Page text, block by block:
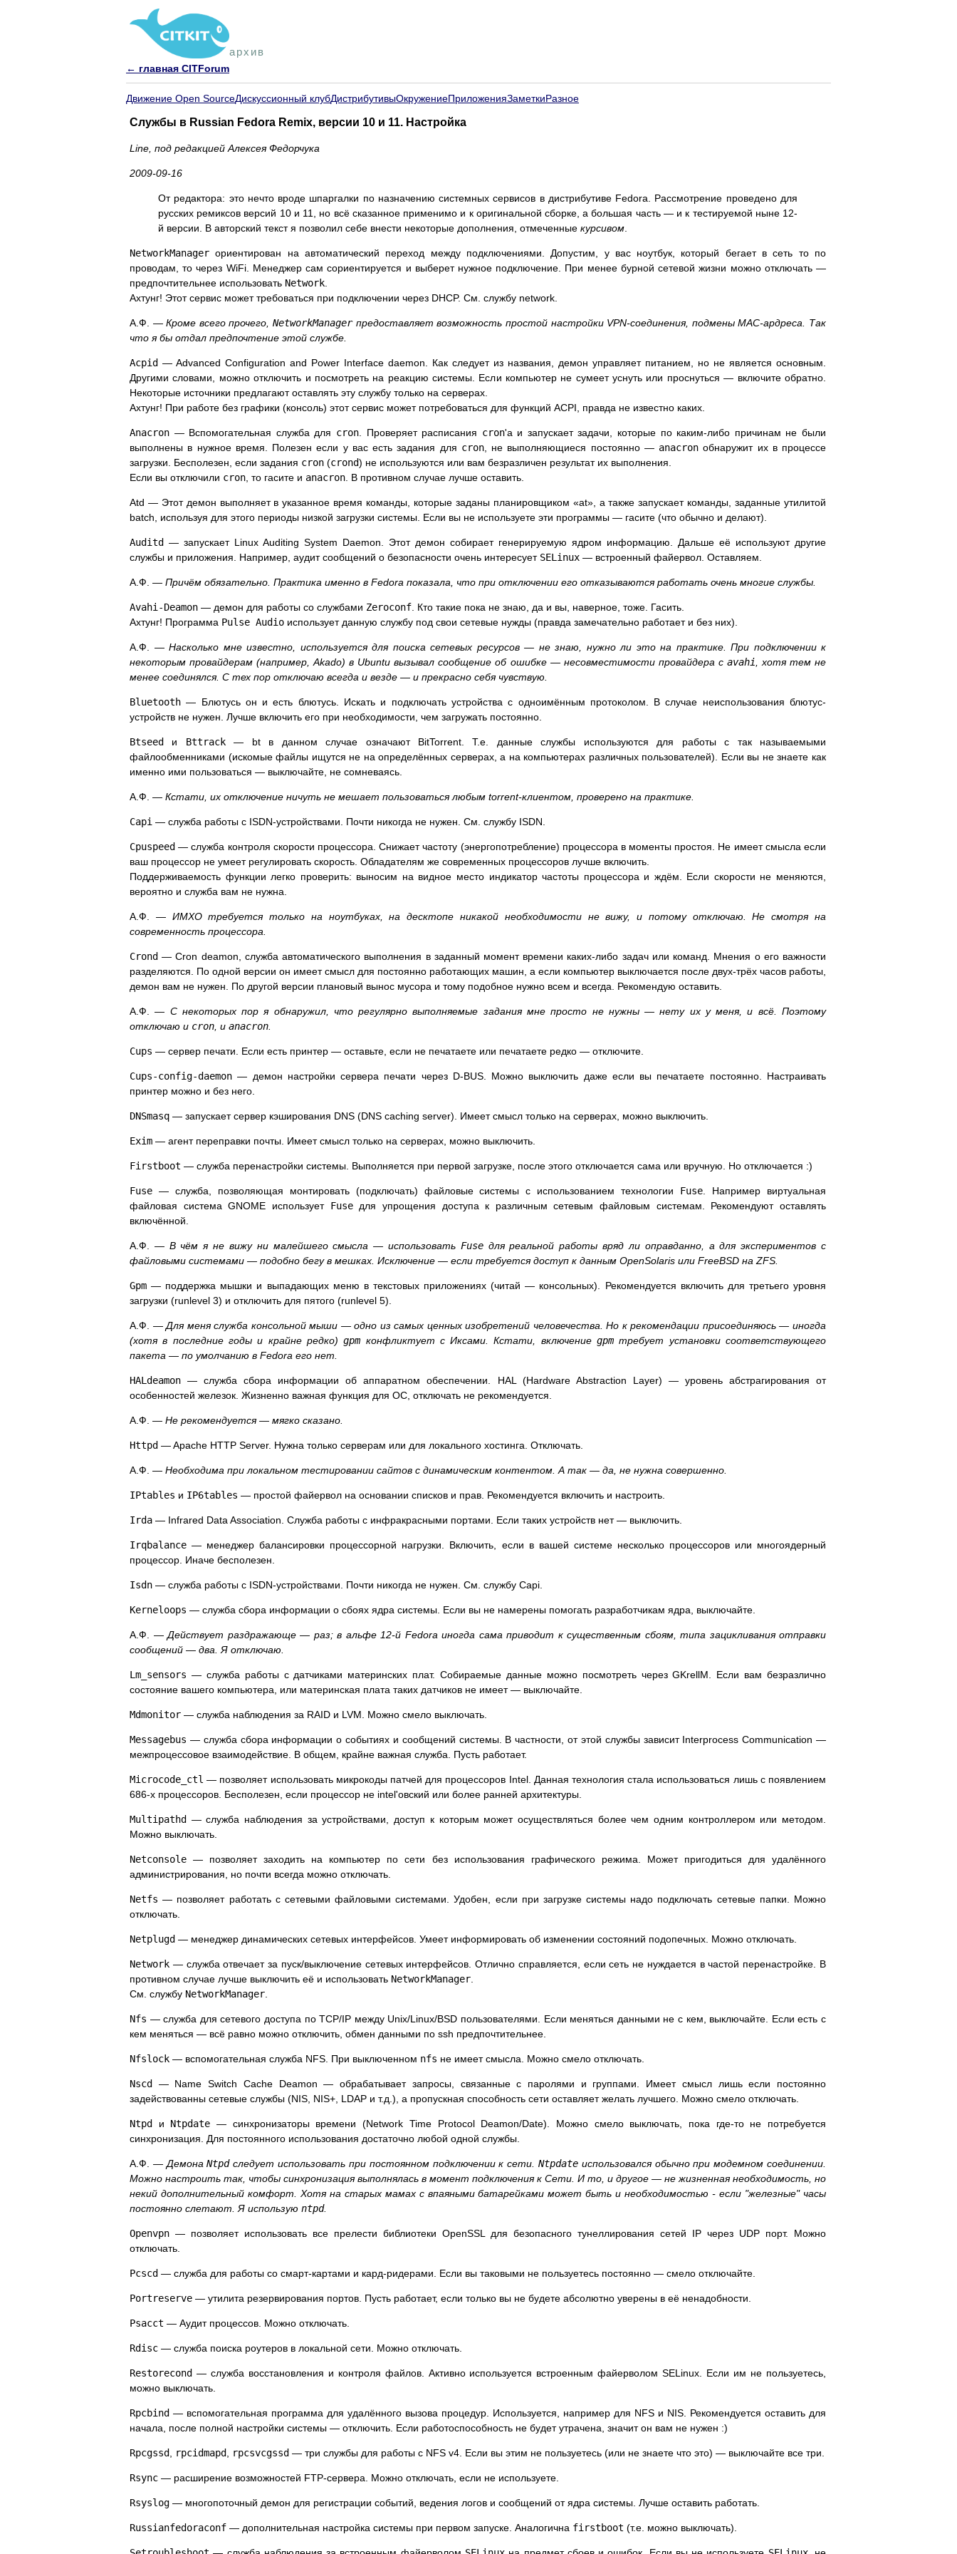
архив
← главная CITForum
Движение Open SourceДискуссионный клубДистрибутивыОкружениеПриложенияЗаметкиРазное
Службы в Russian Fedora Remix, версии 10 и 11. Настройка
Line, под редакцией Алексея Федорчука
2009-09-16
От редактора: это нечто вроде шпаргалки по назначению системных сервисов в дистрибутиве Fedora. Рассмотрение проведено для
русских ремиксов версий 10 и 11, но всё сказанное применимо и к оригинальной сборке, а большая часть — и к тестируемой ныне 12-
й версии. В авторский текст я позволил себе внести некоторые дополнения, отмеченные курсивом
NetworkManager ориентирован на автоматический переход между подключениями. Допустим, у вас ноутбук, который бегает в сеть то по
проводам, то через WiFi. Менеджер сам сориентируется и выберет нужное подключение. При менее бурной сетевой жизни можно отключать —
предпочтительнее использовать Network
Ахтунг! Этот сервис может требоваться при подключении через DHCP. См. службу network.
А.Ф. —Кроме всего прочего,NetworkManagerпредоставляет возможность простой настройки VPN-соединения, подмены MAC-ардреса. Так
что я бы отдал предпочтение этой службе.
Acpid — Advanced Configuration and Power Interface daemon. Как следует из названия, демон управляет питанием, но не является основным.
Другими словами, можно отключить и посмотреть на реакцию системы. Если компьютер не сумеет уснуть или проснуться — включите обратно.
Некоторые источники предлагают оставлять эту службу только на серверах.
Ахтунг! При работе без графики (консоль) этот сервис может потребоваться для функций ACPI, правда не известно каких.
Anacron — Вспомогательная служба для cron. Проверяет расписания cron'а и запускает задачи, которые по каким-либо причинам не были
выполнены в нужное время. Полезен если у вас есть задания для cron, не выполняющиеся постоянно — anacron обнаружит их в процессе
загрузки. Бесполезен, если задания cron (crond) не используются или вам безразличен результат их выполнения.
Если вы отключили cron , то гасите и anacron . В противном случае лучше оставить.
Atd — Этот демон выполняет в указанное время команды, которые заданы планировщиком «at», а также запускает команды, заданные утилитой
batch, используя для этого периоды низкой загрузки системы. Если вы не используете эти программы — гасите (что обычно и делают).
Auditd — запускает Linux Auditing System Daemon. Этот демон собирает генерируемую ядром информацию. Дальше её используют другие
службы и приложения. Например, аудит сообщений о безопасности очень интересует SELinux — встроенный файервол. Оставляем.
А.Ф. — Причём обязательно. Практика именно в Fedora показала, что при отключении его отказываются работать очень многие службы.
Avahi-Deamon — демон для работы со службами Zeroconf . Кто такие пока не знаю, да и вы, наверное, тоже. Гасить.
Ахтунг! Программа Pulse Audio использует данную службу под свои сетевые нужды (правда замечательно работает и без них).
А.Ф. — Насколько мне известно, используется для поиска сетевых ресурсов — не знаю, нужно ли это на практике. При подключении к
некоторым провайдерам (например, Akado) в Ubuntu вызывал сообщение об ошибке — несовместимости провайдера с avahi , хотя тем не
менее соединялся. С тех пор отключаю всегда и везде — и прекрасно себя чувствую.
Bluetooth — Блютусь он и есть блютусь. Искать и подключать устройства с одноимённым протоколом. В случае неиспользования блютус-
устройств не нужен. Лучше включить его при необходимости, чем загружать постоянно.
Btseed и Bttrack— bt в данном случае означают BitTorrent. Т.е. данные службы используются для работы с так называемыми
файлообменниками (искомые файлы ищутся не на определённых серверах, а на компьютерах различных пользователей). Если вы не знаете как
именно ими пользоваться — выключайте, не сомневаясь.
А.Ф. — Кстати, их отключение ничуть не мешает пользоваться любым torrent-клиентом, проверено на практике.
Capi — служба работы с ISDN-устройствами. Почти никогда не нужен. См. службу ISDN.
Cpuspeed — служба контроля скорости процессора. Снижает частоту (энергопотребление) процессора в моменты простоя. Не имеет смысла если
ваш процессор не умеет регулировать скорость. Обладателям же современных процессоров лучше включить.
Поддерживаемость функции легко проверить: выносим на видное место индикатор частоты процессора и ждём. Если скорости не меняются,
вероятно и служба вам не нужна.
А.Ф. — ИМХО требуется только на ноутбуках, на десктопе никакой необходимости не вижу, и потому отключаю. Не смотря на
современность процессора.
Crond — Cron deamon, служба автоматического выполнения в заданный момент времени каких-либо задач или команд. Мнения о его важности
разделяются. По одной версии он имеет смысл для постоянно работающих машин, а если компьютер выключается после двух-трёх часов работы,
демон вам не нужен. По другой версии плановый вынос мусора и тому подобное нужно всем и всегда. Рекомендую оставить.
А.Ф. — С некоторых пор я обнаружил, что регулярно выполняемые задания мне просто не нужны — нету их у меня, и всё. Поэтому
отключаю и cron , и anacron
Cups — сервер печати. Если есть принтер — оставьте, если не печатаете или печатаете редко — отключите.
Сups-config-daemon — демон настройки сервера печати через D-BUS. Можно выключить даже если вы печатаете постоянно. Настраивать
принтер можно и без него.
DNSmasq — запускает сервер кэширования DNS (DNS caching server). Имеет смысл только на серверах, можно выключить.
Exim — агент переправки почты. Имеет смысл только на серверах, можно выключить.
Firstboot — служба перенастройки системы. Выполняется при первой загрузке, после этого отключается сама или вручную. Но отключается :)
Fuse — служба, позволяющая монтировать (подключать) файловые системы с использованием технологии Fuse . Например виртуальная
файловая система GNOME использует Fuseдля упрощения доступа к различным сетевым файловым системам. Рекомендуют оставлять
включённой.
А.Ф. — В чём я не вижу ни малейшего смысла — использовать Fuseдля реальной работы вряд ли оправданно, а для экспериментов с
файловыми системами — подобно бегу в мешках. Исключение — если требуется доступ к данным OpenSolaris или FreeBSD на ZFS.
Gpm — поддержка мышки и выпадающих меню в текстовых приложениях (читай — консольных). Рекомендуется включить для третьего уровня
загрузки (runlevel 3) и отключить для пятого (runlevel 5).
А.Ф. —Для меня служба консольной мыши — одно из самых ценных изобретений человечества. Но к рекомендации присоединяюсь — иногда
(хотя в последние годы и крайне редко)gpm конфликтует с Иксами. Кстати, включениеgpm требует установки соответствующего
пакета — по умолчанию в Fedora его нет.
HALdeamon — служба сбора информации об аппаратном обеспечении. HAL (Hardware Abstraction Layer) — уровень абстрагирования от
особенностей железок. Жизненно важная функция для ОС, отключать не рекомендуется.
А.Ф. — Не рекомендуется — мягко сказано.
Httpd — Apache HTTP Server. Нужна только серверам или для локального хостинга. Отключать.
А.Ф. — Необходима при локальном тестировании сайтов с динамическим контентом. А так — да, не нужна совершенно.
IPtables и IP6tables — простой файервол на основании списков и прав. Рекомендуется включить и настроить.
Irda — Infrared Data Association. Служба работы с инфракрасными портами. Если таких устройств нет — выключить.
Irqbalance — менеджер балансировки процессорной нагрузки. Включить, если в вашей системе несколько процессоров или многоядерный
процессор. Иначе бесполезен.
Isdn — служба работы с ISDN-устройствами. Почти никогда не нужен. См. службу Capi.
Kerneloops — служба сбора информации о сбоях ядра системы. Если вы не намерены помогать разработчикам ядра, выключайте.
А.Ф. — Действует раздражающе — раз; в альфе 12-й Fedora иногда сама приводит к существенным сбоям, типа зацикливания отправки
сообщений — два. Я отключаю.
Lm_sensors — служба работы с датчиками материнских плат. Собираемые данные можно посмотреть через GKrellM. Если вам безразлично
состояние вашего компьютера, или материнская плата таких датчиков не имеет — выключайте.
Mdmonitor — служба наблюдения за RAID и LVM. Можно смело выключать.
Messagebus — служба сбора информации о событиях и сообщений системы. В частности, от этой службы зависит Interprocess Communication —
межпроцессовое взаимодействие. В общем, крайне важная служба. Пусть работает.
Microcode_ctl — позволяет использовать микрокоды патчей для процессоров Intel. Данная технология стала использоваться лишь с появлением
686-х процессоров. Бесполезен, если процессор не intel'овский или более ранней архитектуры.
Multipathd — служба наблюдения за устройствами, доступ к которым может осуществляться более чем одним контроллером или методом.
Можно выключать.
Netconsole — позволяет заходить на компьютер по сети без использования графического режима. Может пригодиться для удалённого
администрирования, но почти всегда можно отключать.
Netfs — позволяет работать с сетевыми файловыми системами. Удобен, если при загрузке системы надо подключать сетевые папки. Можно
отключать.
Netplugd — менеджер динамических сетевых интерфейсов. Умеет информировать об изменении состояний подопечных. Можно отключать.
Network — служба отвечает за пуск/выключение сетевых интерфейсов. Отлично справляется, если сеть не нуждается в частой перенастройке. В
противном случае лучше выключить её и использовать NetworkManager
См. службу NetworkManager
Nfs — служба для сетевого доступа по TCP/IP между Unix/Linux/BSD пользователями. Если меняться данными не с кем, выключайте. Если есть с
кем меняться — всё равно можно отключить, обмен данными по ssh предпочтительнее.
Nfslock — вспомогательная служба NFS. При выключенном nfs не имеет смысла. Можно смело отключать.
Nscd
— Name Switch Cache Deamon — обрабатывает запросы, связанные с паролями и группами. Имеет смысл лишь если постоянно
задействованны сетевые службы (NIS, NIS+, LDAP и т.д.), а пропускная способность сети оставляет желать лучшего. Можно смело отключать.
Ntpd и Ntpdate — синхронизаторы времени (Network Time Protocol Deamon/Date). Можно смело выключать, пока где-то не потребуется
синхронизация. Для постоянного использования достаточно любой одной службы.
А.Ф. — ДемонаNtpdследует использовать при постоянном подключении к сети. Ntpdateиспользовался обычно при модемном соединении.
Можно настроить так, чтобы синхронизация выполнялась в момент подключения к Сети. И то, и другое — не жизненная необходимость, но
некий дополнительный комфорт. Хотя на старых мамах с впаяными батарейками может быть и необходимостью - если "железные" часы
постоянно слетают. Я использую ntpd.
Openvpn — позволяет использовать все прелести библиотеки OpenSSL для безопасного тунеллирования сетей IP через UDP порт. Можно
отключать.
Pcscd — служба для работы со смарт-картами и кард-ридерами. Если вы таковыми не пользуетесь постоянно — смело отключайте.
Portreserve — утилита резервирования портов. Пусть работает, если только вы не будете абсолютно уверены в её ненадобности.
Psacct — Аудит процессов. Можно отключать.
Rdisc — служба поиска роутеров в локальной сети. Можно отключать.
Restorecond — служба восстановления и контроля файлов. Активно используется встроенным файерволом SELinux. Если им не пользуетесь,
можно выключать.
Rpcbind — вспомогательная программа для удалённого вызова процедур. Используется, например для NFS и NIS. Рекомендуется оставить для
начала, после полной настройки системы — отключить. Если работоспособность не будет утрачена, значит он вам не нужен :)
Rpcgssd rpcidmapd rpcsvcgssd — три службы для работы с NFS v4. Если вы этим не пользуетесь (или не знаете что это) — выключайте все три.
Rsync — расширение возможностей FTP-сервера. Можно отключать, если не используете.
Rsyslog — многопоточный демон для регистрации событий, ведения логов и сообщений от ядра системы. Лучше оставить работать.
Russianfedoraconf — дополнительная настройка системы при первом запуске. Аналогична firstboot (т.е. можно выключать).